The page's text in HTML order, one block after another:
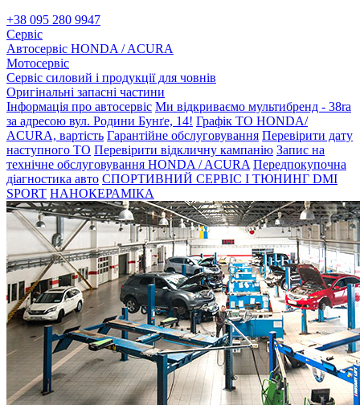
+38 095 280 9947
Сервіс
Автосервіс HONDA / ACURA
Мотосервіс
Сервіс силовий і продукції для човнів
Оригінальні запасні частини
Інформація про автосервіс Ми відкриваємо мультибренд - 38ra
за адресою вул. Родини Бунґе, 14! Графік ТО HONDA/
ACURA, вартість Гарантійне обслуговування Перевірити дату
наступного ТО Перевірити відкличну кампанію Запис на
технічне обслуговування HONDA / ACURA Передпокупочна
діагностика авто СПОРТИВНИЙ СЕРВІС І ТЮНИНГ DMI
SPORT НАНОКЕРАМІКА